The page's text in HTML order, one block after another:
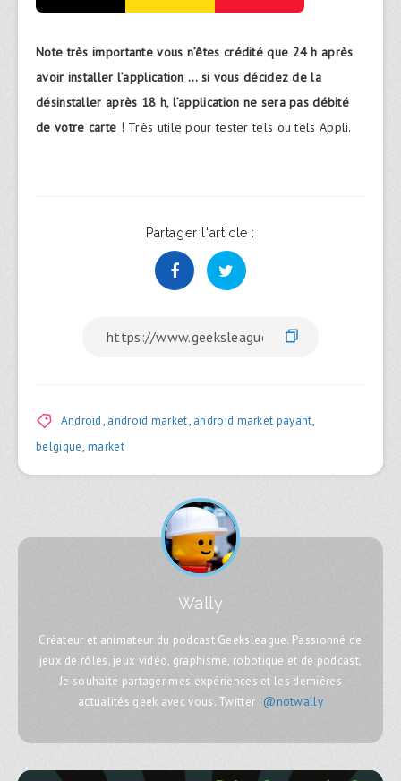
Note très importante vous n’êtes crédité que 24 h après
avoir installer l’application … si vous décidez de la
désinstaller après 18 h, l’application ne sera pas débité
de votre carte ! Très utile pour tester tels ou tels Appli.
Partager l'article :
Android, android market, android market payant,
belgique,market
Wally
Créateur et animateur du podcast Geeksleague. Passionné de
jeux de rôles, jeux vidéo, graphisme, robotique et de podcast,
Je souhaite partager mes expériences et les dernières
actualités geek avec vous. Twitter : @notwally